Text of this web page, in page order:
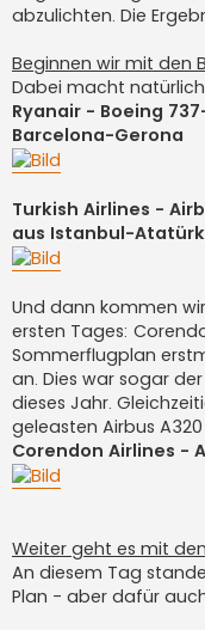
abzulichten. Die
Beginnen wir mit den
Dabei macht
Ryanair - Boeing
Barcelona-Gerona
Turkish Airlines -
aus Istanbul-Atatürk
Und dann kommen
ersten Tages:
Sommerflugplan
an. Dies war sogar
dieses Jahr.
geleasten Airbus
Corendon Airlines -
Weiter geht es mit
An diesem Tag
Plan - aber dafür